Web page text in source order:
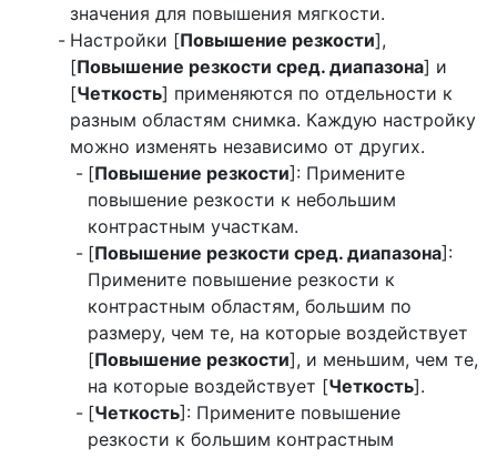
значения для повышения мягкости.
Настройки [Повышение резкости],
[Повышение резкости сред. диапазона] и
[Четкость] применяются по отдельности к
разным областям снимка. Каждую настройку
можно изменять независимо от других.
[Повышение резкости]: Примените
повышение резкости к небольшим
контрастным участкам.
[Повышение резкости сред. диапазона]:
Примените повышение резкости к
контрастным областям, большим по
размеру, чем те, на которые воздействует
[Повышение резкости], и меньшим, чем те,
на которые воздействует [Четкость].
[Четкость]: Примените повышение
резкости к большим контрастным